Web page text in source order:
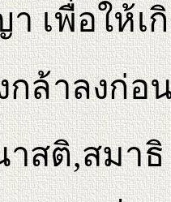
เพื่อให้เ
กล้าลงก่
สติ,สมาธิ